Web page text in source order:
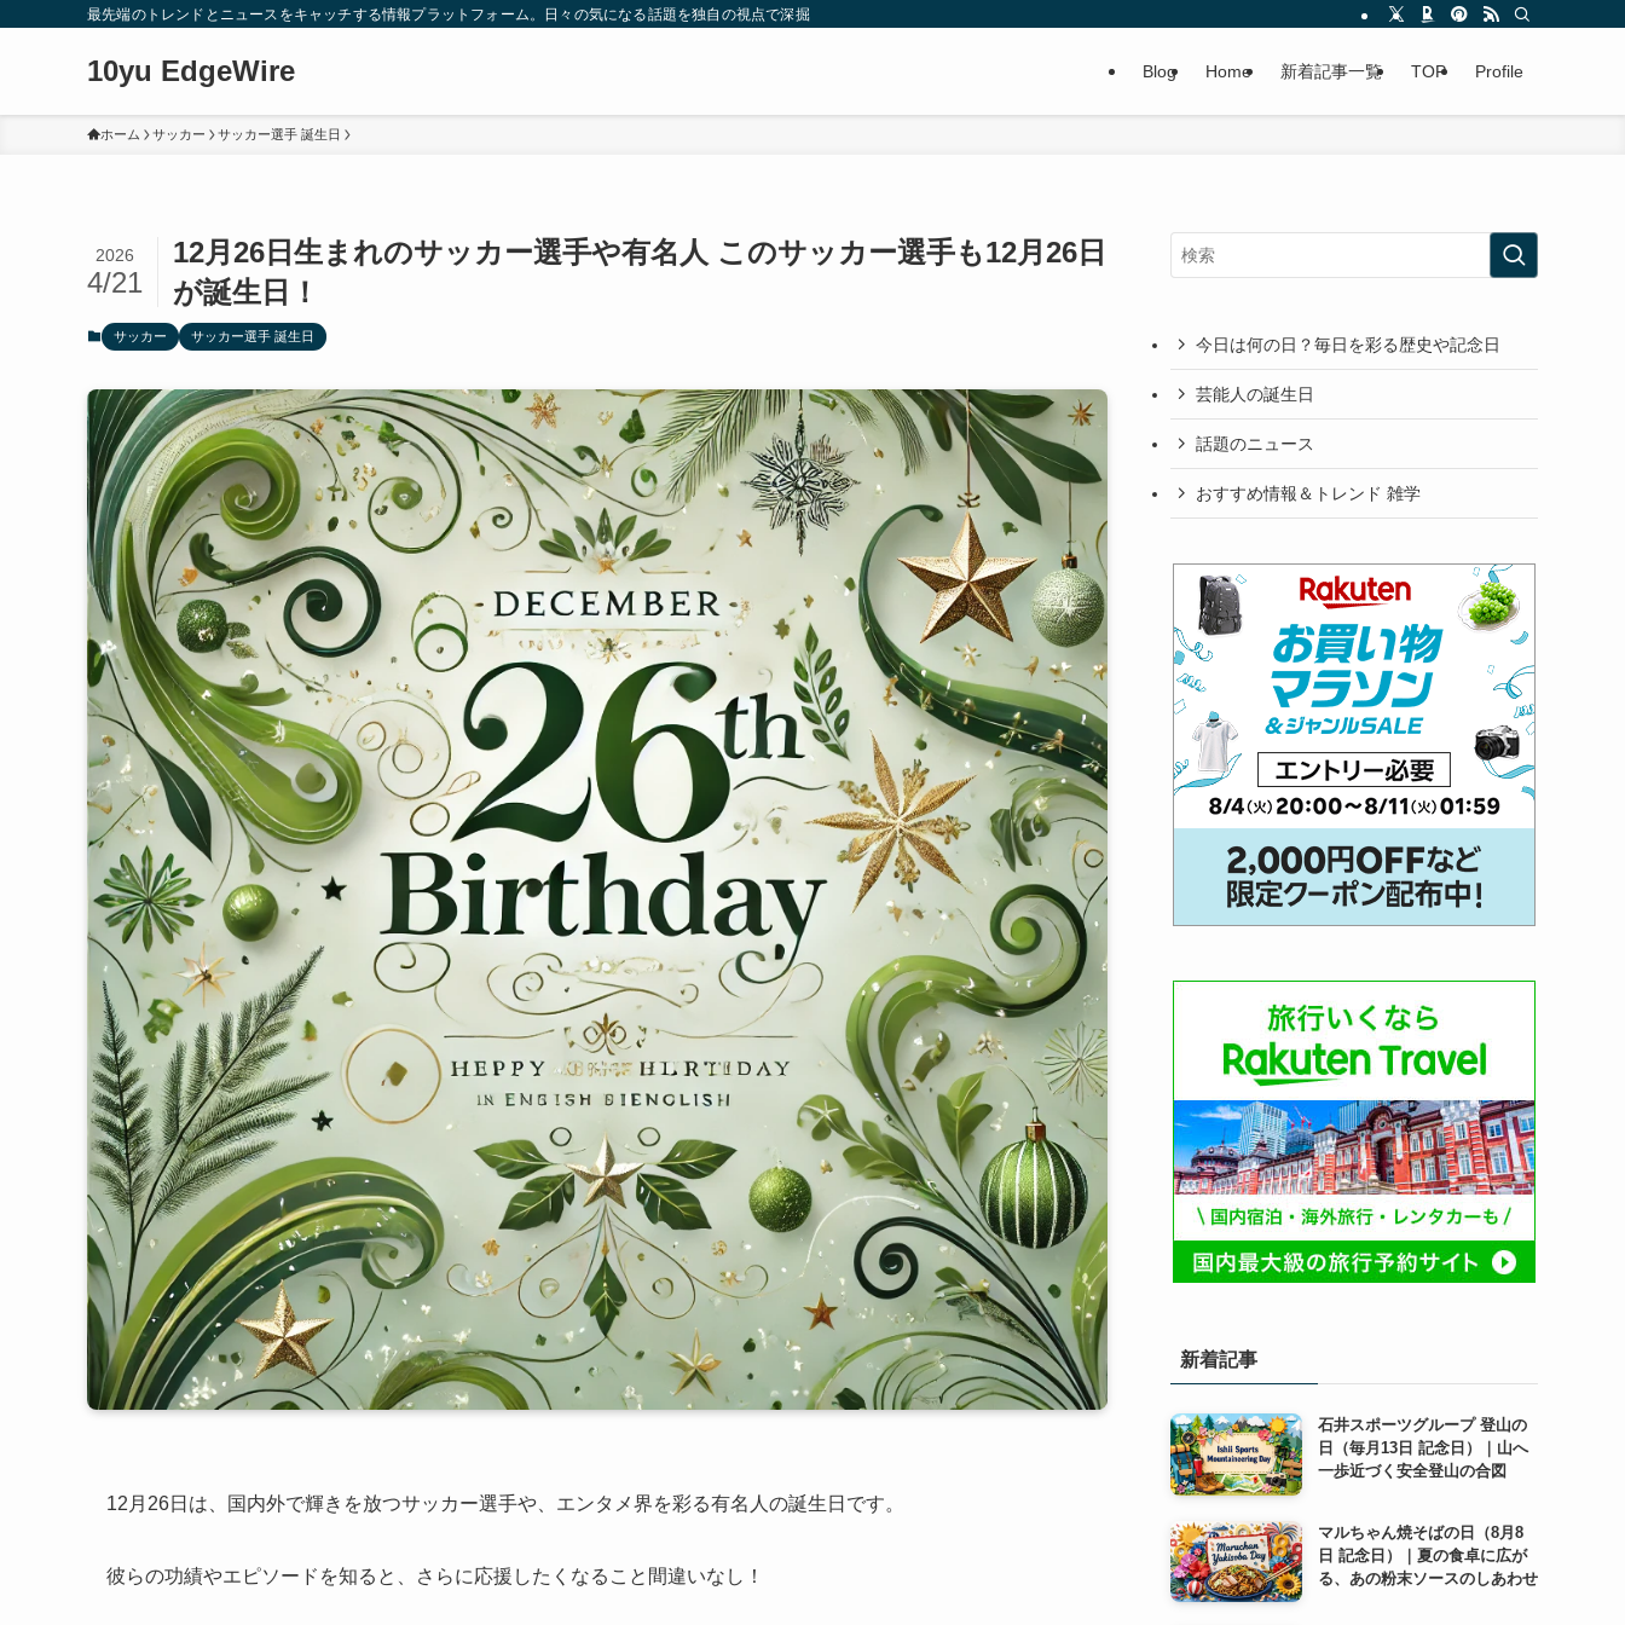
最先端のトレンドとニュースをキャッチする情報プラットフォーム。日々の気になる話題を独自の視点で深掘りしたコンテンツをお届けします。
10yu EdgeWire Blog Home 新着記事一覧 TOP Profile
ホーム サッカー サッカー選手 誕生日
12月26日生まれのサッカー選手や有名人 このサッカー選手も12月26日
が誕生日！
2026
4/21
サッカー サッカー選手 誕生日
12月26日は、国内外で輝きを放つサッカー選手や、エンタメ界を彩る有名人の誕生日です。
彼らの功績やエピソードを知ると、さらに応援したくなること間違いなし！
今日は何の日？毎日を彩る歴史や記念日
芸能人の誕生日
話題のニュース
おすすめ情報＆トレンド 雑学
新着記事
石井スポーツグループ 登山の
日（毎月13日 記念日）｜山へ
一歩近づく安全登山の合図
マルちゃん焼そばの日（8月8
日 記念日）｜夏の食卓に広が
る、あの粉末ソースのしあわせ